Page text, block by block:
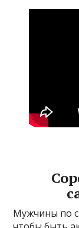
Мужчины по